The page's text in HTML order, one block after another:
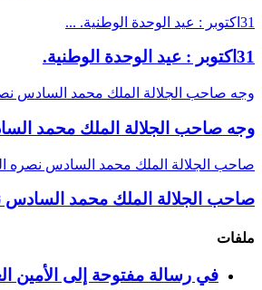
31اكتوبر : عيد الوحدة الوطنية. ...
31اكتوبر : عيد الوحدة الوطنية.
وجه صاحب الجلالة الملك محمد السادس
وجه صاحب الجلالة الملك محمد
صاحب الجلالة الملك محمد السادس نصره
صاحب الجلالة الملك محمد السادس
ملفات
في رسالة مفتوحة إلى الأمين